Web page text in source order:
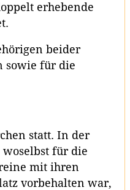
erhebende
beider
sowie für die
statt. In der
für die
mit ihren
vorbehalten war,